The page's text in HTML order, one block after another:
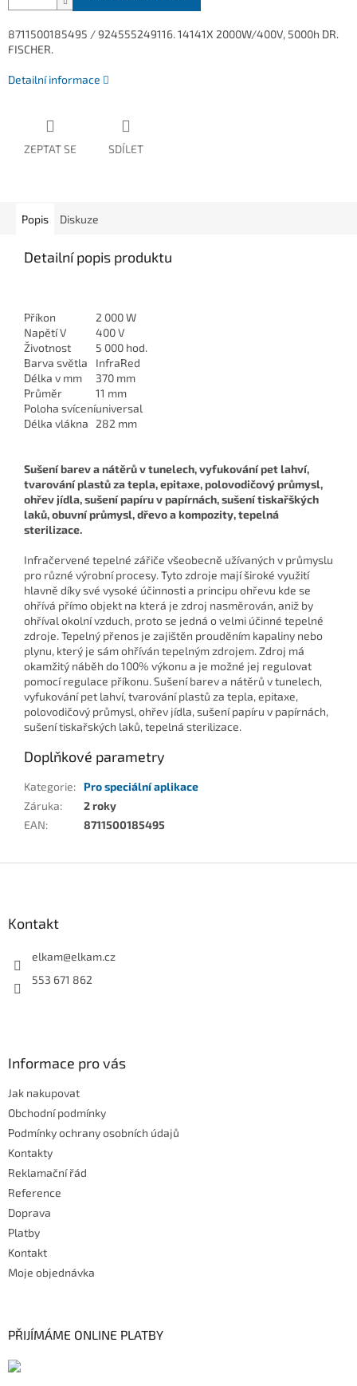
8711500185495 / 924555249116. 14141X 2000W/400V, 5000h DR.
FISCHER.
Detailní informace
ZEPTAT SE SDÍLET
Popis Diskuze
Detailní popis produktu
Příkon
2 000 W
Napětí V
400 V
Životnost
5 000 hod.
Barva světla
InfraRed
Délka v mm
370 mm
Průměr
11 mm
Poloha svíceníuniversal
Délka vlákna
282 mm
Sušení barev a nátěrů v tunelech, vyfukování pet lahví,
tvarování plastů za tepla, epitaxe, polovodičový průmysl,
ohřev jídla, sušení papíru v papírnách, sušení tiskařškých
laků, obuvní průmysl, dřevo a kompozity, tepelná
sterilizace.
Infračervené tepelné zářiče všeobecně užívaných v průmyslu
pro různé výrobní procesy. Tyto zdroje mají široké využití
hlavně díky své vysoké účinnosti a principu ohřevu kde se
ohřívá přímo objekt na která je zdroj nasměrován, aniž by
ohříval okolní vzduch, proto se jedná o velmi účinné tepelné
zdroje. Tepelný přenos je zajištěn prouděním kapaliny nebo
plynu, který je sám ohříván tepelným zdrojem. Zdroj má
okamžitý náběh do 100% výkonu a je možné jej regulovat
pomocí regulace příkonu. Sušení barev a nátěrů v tunelech,
vyfukování pet lahví, tvarování plastů za tepla, epitaxe,
polovodičový průmysl, ohřev jídla, sušení papíru v papírnách,
sušení tiskařských laků, tepelná sterilizace.
Doplňkové parametry
Kategorie:
Pro speciální aplikace
Záruka:
2 roky
EAN: 8711500185495
Kontakt
elkam@elkam.cz
553 671 862
Informace pro vás
Jak nakupovat
Obchodní podmínky
Podmínky ochrany osobních údajů
Kontakty
Reklamační řád
Reference
Doprava
Platby
Kontakt
Moje objednávka
PŘIJÍMÁME ONLINE PLATBY